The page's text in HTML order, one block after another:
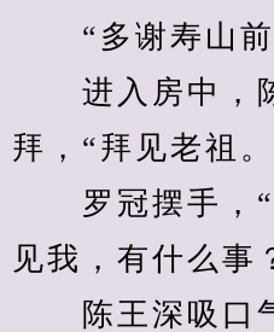
“多谢寿山前
进入房中，
拜，“拜见老祖
罗冠摆手，“
见我，有什么事
陈王深吸口气